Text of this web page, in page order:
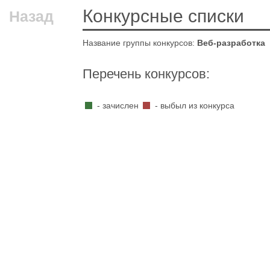
Назад Конкурсные списки
Название группы конкурсов: Веб-разработка
Перечень конкурсов:
- зачислен - выбыл из конкурса